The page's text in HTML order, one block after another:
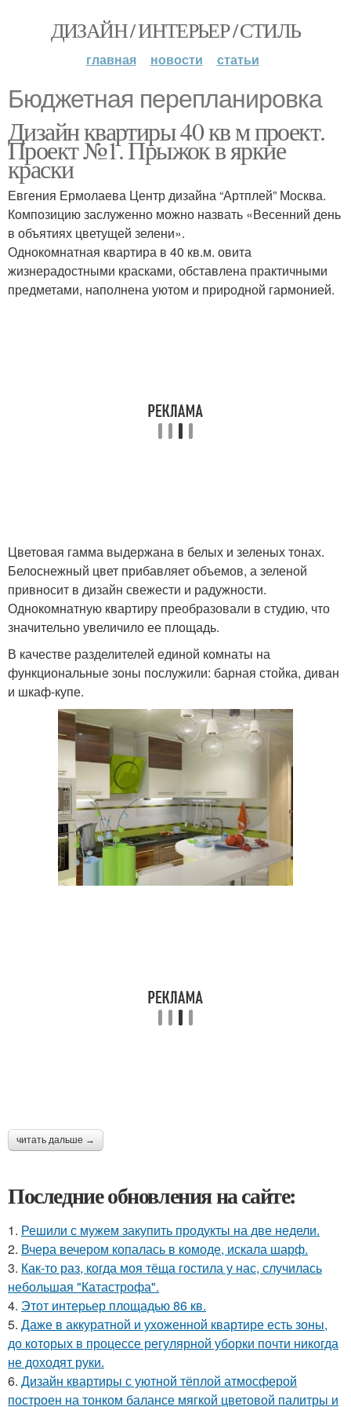
ДИЗАЙН / ИНТЕРЬЕР / СТИЛЬ
главная новости статьи
Бюджетная перепланировка
Дизайн квартиры 40 кв м проект.
Проект №1. Прыжок в яркие
краски
Евгения Ермолаева Центр дизайна “Артплей” Москва.
Композицию заслуженно можно назвать «Весенний день
в объятиях цветущей зелени».
Однокомнатная квартира в 40 кв.м. овита
жизнерадостными красками, обставлена практичными
предметами, наполнена уютом и природной гармонией.
Цветовая гамма выдержана в белых и зеленых тонах.
Белоснежный цвет прибавляет объемов, а зеленой
привносит в дизайн свежести и радужности.
Однокомнатную квартиру преобразовали в студию, что
значительно увеличило ее площадь.
В качестве разделителей единой комнаты на
функциональные зоны послужили: барная стойка, диван
и шкаф-купе.
читать дальше →
Последние обновления на сайте:
1. Решили с мужем закупить продукты на две недели.
2. Вчера вечером копалась в комоде, искала шарф.
3. Как-то раз, когда моя тёща гостила у нас, случилась
небольшая "Катастрофа".
4. Этот интерьер площадью 86 кв.
5. Даже в аккуратной и ухоженной квартире есть зоны,
до которых в процессе регулярной уборки почти никогда
не доходят руки.
6. Дизайн квартиры с уютной тёплой атмосферой
построен на тонком балансе мягкой цветовой палитры и